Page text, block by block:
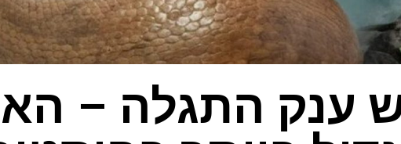
ענק התגלה –